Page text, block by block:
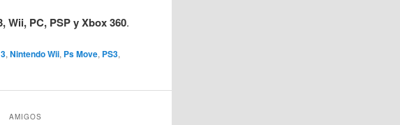
Wii, PC, PSP y Xbox 360.
,Nintendo Wii, Ps Move, PS3,
AMIGOS